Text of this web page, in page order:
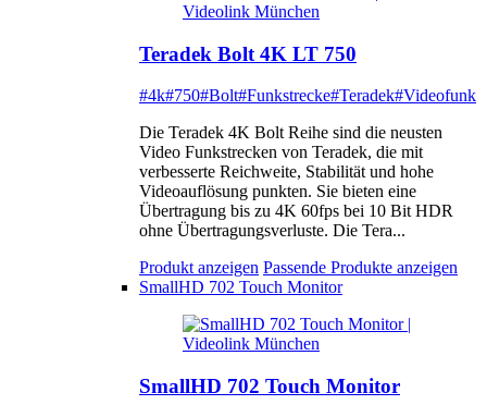
Teradek Bolt 4K LT 750
#4k#750#Bolt#Funkstrecke#Teradek#Videofunk
Die Teradek 4K Bolt Reihe sind die neusten
Video Funkstrecken von Teradek, die mit
verbesserte Reichweite, Stabilität und hohe
Videoauflösung punkten. Sie bieten eine
Übertragung bis zu 4K 60fps bei 10 Bit HDR
ohne Übertragungsverluste. Die Tera...
Produkt anzeigen Passende Produkte anzeigen
SmallHD 702 Touch Monitor
SmallHD 702 Touch Monitor